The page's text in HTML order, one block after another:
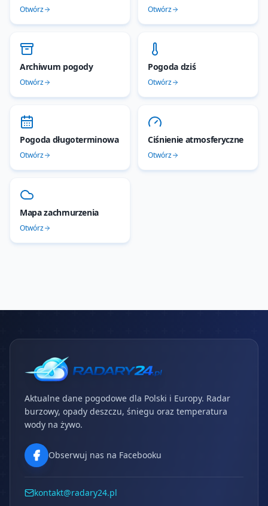
Otwórz Otwórz
Archiwum pogody
Otwórz
Pogoda dziś
Otwórz
Pogoda długoterminowa
Otwórz
Ciśnienie atmosferyczne
Otwórz
Mapa zachmurzenia
Otwórz
Aktualne dane pogodowe dla Polski i Europy. Radar
burzowy, opady deszczu, śniegu oraz temperatura
wody na żywo.
Obserwuj nas na Facebooku
kontakt@radary24.pl